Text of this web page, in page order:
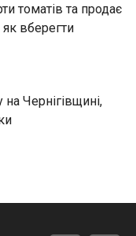
томатів та продає
як вберегти
Чернігівщині,